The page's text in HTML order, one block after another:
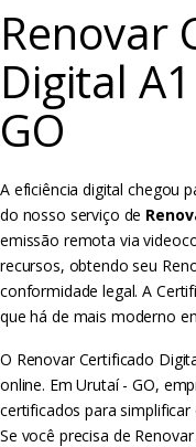
Renovar
Digital
GO
A eficiência digital chegou
do nosso serviço de
emissão remota via
recursos, obtendo seu
conformidade legal. A
que há de mais moderno
O Renovar Certificado
online. Em Urutaí - GO,
certificados para
Se você precisa de